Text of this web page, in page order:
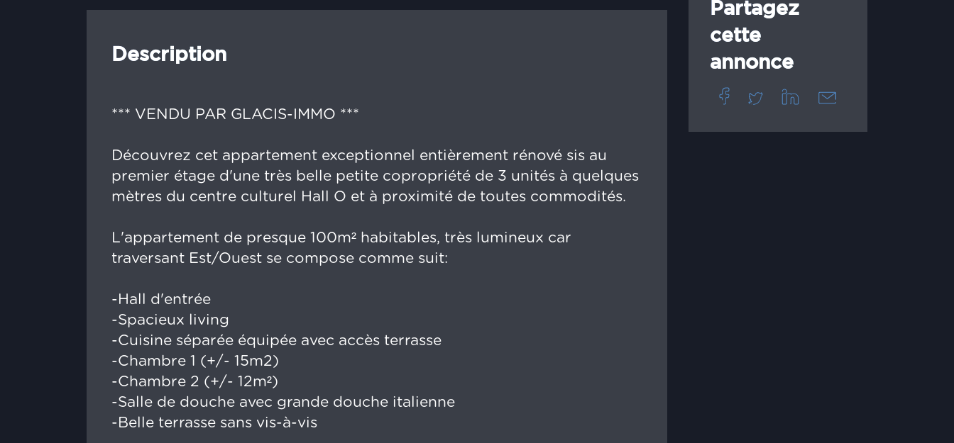
Description
*** VENDU PAR GLACIS-IMMO ***
Découvrez cet appartement exceptionnel entièrement rénové sis au
premier étage d'une très belle petite copropriété de 3 unités à quelques
mètres du centre culturel Hall O et à proximité de toutes commodités.
L'appartement de presque 100m² habitables, très lumineux car
traversant Est/Ouest se compose comme suit:
-Hall d'entrée
-Spacieux living
-Cuisine séparée équipée avec accès terrasse
-Chambre 1 (+/- 15m2)
-Chambre 2 (+/- 12m²)
-Salle de douche avec grande douche italienne
-Belle terrasse sans vis-à-vis
Partagez
cette
annonce